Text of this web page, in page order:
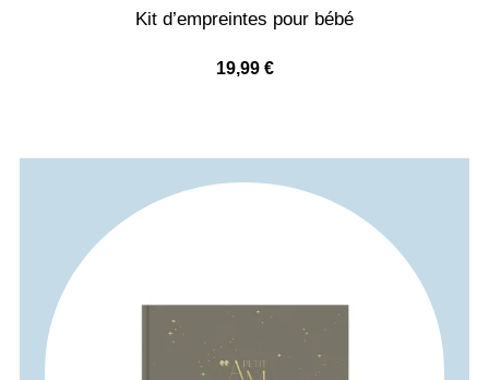
Kit d’empreintes pour bébé
19,99 €